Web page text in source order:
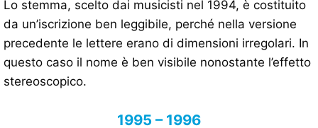
Lo stemma, scelto dai musicisti nel 1994, è costituito
da un’iscrizione ben leggibile, perché nella versione
precedente le lettere erano di dimensioni irregolari. In
questo caso il nome è ben visibile nonostante l’effetto
stereoscopico.
1995 – 1996